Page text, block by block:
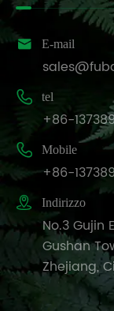
 E-mail
 tel
+86-
 Mobile
+86-
 Indirizzo
No.3 Gujin
Gushan
Zhejiang,